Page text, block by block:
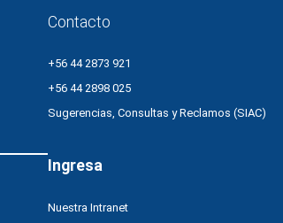
Contacto
+56 44 2873 921
+56 44 2898 025
Sugerencias, Consultas y Reclamos (SIAC)
Ingresa
Nuestra Intranet